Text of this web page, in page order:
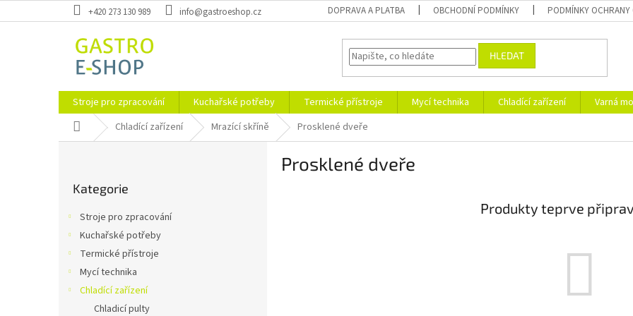
na
+420 273 130 989 info@gastroeshop.cz DOPRAVA A PLATBA OBCHODNÍ PODMÍNKY PODMÍNKY OCHRANY
HLEDAT
Stroje pro zpracování Kuchařské potřeby Termické přístroje Mycí technika Chladící zařízení Varná
Domů Chladící zařízení Mrazící skříně Prosklené dveře
kategorie
Kategorie
Stroje pro zpracování
Kuchařské potřeby
Termické přístroje
Mycí technika
Chladící zařízení
Chladicí pulty
Prosklené dveře
Produkty teprve